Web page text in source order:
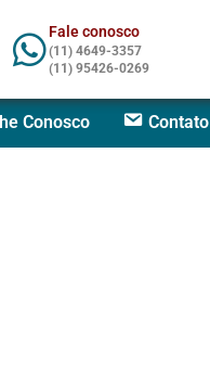
Fale conosco
(11) 4649-3357
(11) 95426-0269
Conosco Contato